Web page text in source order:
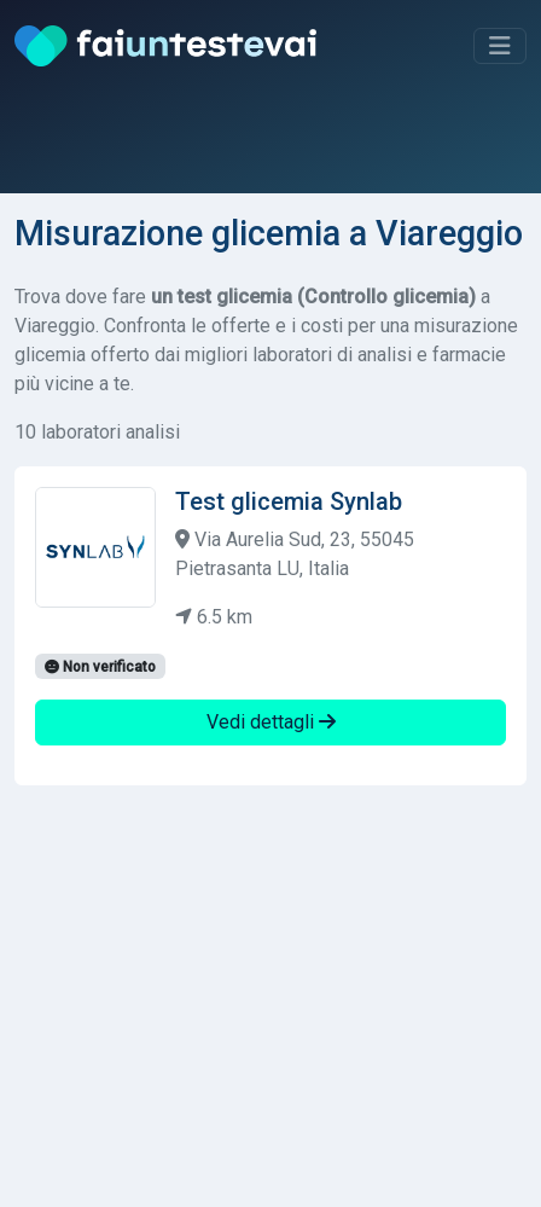
Misurazione glicemia a Viareggio
Trova dove fare un test glicemia (Controllo glicemia) a
Viareggio. Confronta le offerte e i costi per una misurazione
glicemia offerto dai migliori laboratori di analisi e farmacie
più vicine a te.
10 laboratori analisi
Test glicemia Synlab
Via Aurelia Sud, 23, 55045
Pietrasanta LU, Italia
6.5 km
Non verificato
Vedi dettagli